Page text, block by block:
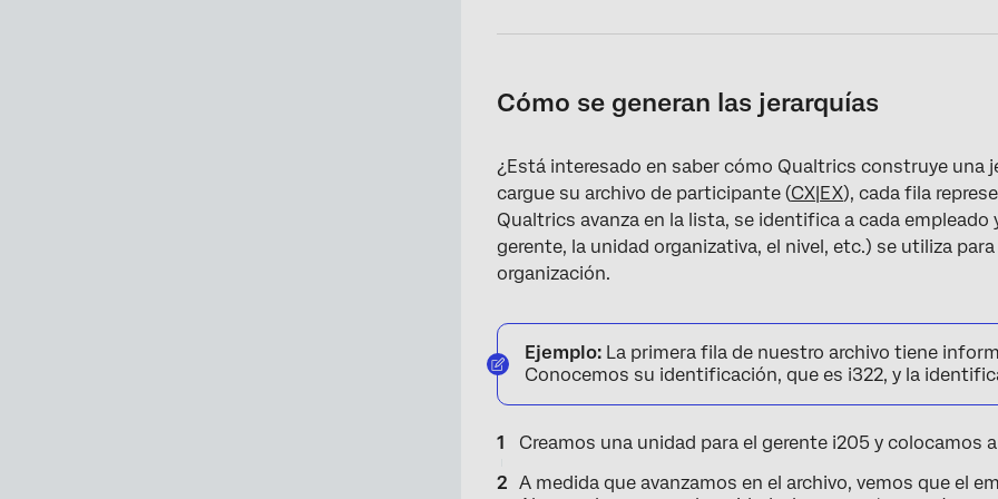
Cómo se generan las jerarquías
¿Está interesado en saber cómo Qualtrics construye una
cargue su archivo de participante (CX|EX), cada fila
Qualtrics avanza en la lista, se identifica a cada
gerente, la unidad organizativa, el nivel, etc.) se utiliza
organización.
Ejemplo: La primera fila de nuestro archivo tiene
Conocemos su identificación, que es i322, y la
Creamos una unidad para el gerente i205 y colocamos
A medida que avanzamos en el archivo, vemos que el